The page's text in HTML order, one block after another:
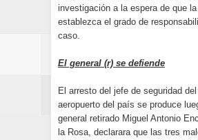
investigación a la espera de que
establezca el grado de
caso.
El general (r) se defiende
El arresto del jefe de seguridad
aeropuerto del país se produce
general retirado Miguel Antonio
la Rosa, declarara que las tres